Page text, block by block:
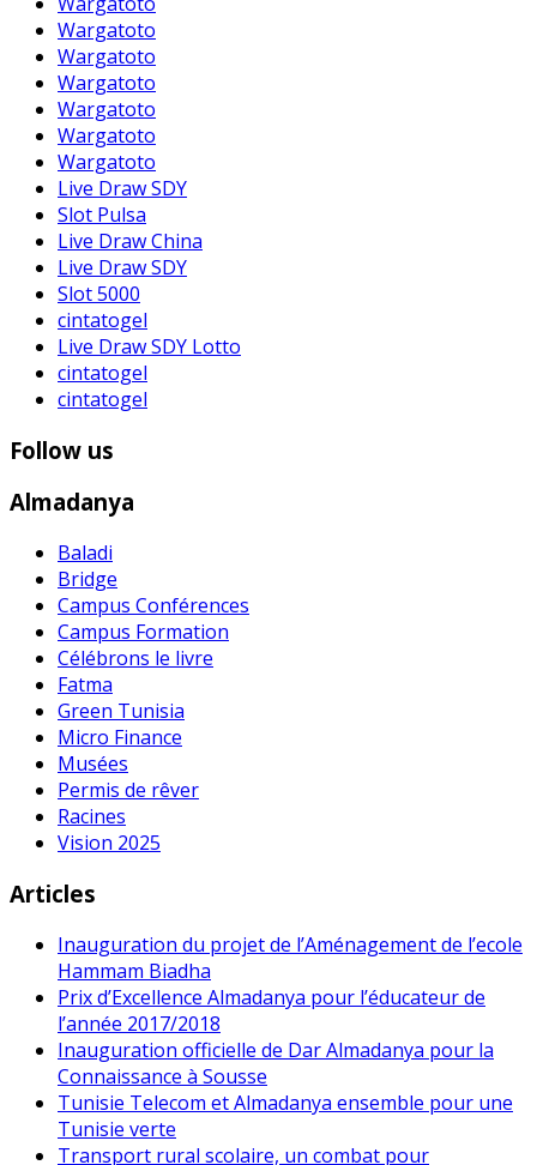
Wargatoto
Wargatoto
Wargatoto
Wargatoto
Wargatoto
Wargatoto
Live Draw SDY
Slot Pulsa
Live Draw China
Live Draw SDY
Slot 5000
cintatogel
Live Draw SDY Lotto
cintatogel
cintatogel
Follow us
Almadanya
Baladi
Bridge
Campus Conférences
Campus Formation
Célébrons le livre
Fatma
Green Tunisia
Micro Finance
Musées
Permis de rêver
Racines
Vision 2025
Articles
Inauguration du projet de l’Aménagement de l’ecole
Hammam Biadha
Prix d’Excellence Almadanya pour l’éducateur de
l’année 2017/2018
Inauguration officielle de Dar Almadanya pour la
Connaissance à Sousse
Tunisie Telecom et Almadanya ensemble pour une
Tunisie verte
Transport rural scolaire, un combat pour